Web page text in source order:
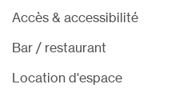
Accès & accessibilité
Bar / restaurant
Location d'espace